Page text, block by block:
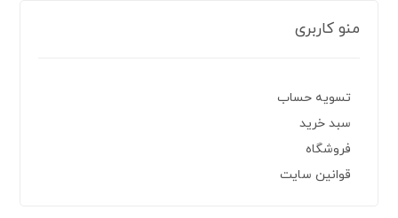
منو کاربری
تسویه حساب
سبد خرید
فروشگاه
قوانین سایت